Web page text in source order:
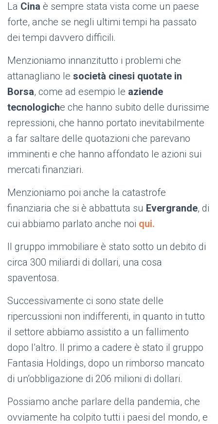
La Cina è sempre stata vista come un paese
forte, anche se negli ultimi tempi ha passato
dei tempi davvero difficili.
Menzioniamo innanzitutto i problemi che
attanagliano le società cinesi quotate in
Borsa, come ad esempio le aziende
tecnologiche che hanno subito delle durissime
repressioni, che hanno portato inevitabilmente
a far saltare delle quotazioni che parevano
imminenti e che hanno affondato le azioni sui
mercati finanziari.
Menzioniamo poi anche la catastrofe
finanziaria che si è abbattuta su Evergrande, di
cui abbiamo parlato anche noi qui.
Il gruppo immobiliare è stato sotto un debito di
circa 300 miliardi di dollari, una cosa
spaventosa.
Successivamente ci sono state delle
ripercussioni non indifferenti, in quanto in tutto
il settore abbiamo assistito a un fallimento
dopo l’altro. Il primo a cadere è stato il gruppo
Fantasia Holdings, dopo un rimborso mancato
di un’obbligazione di 206 milioni di dollari.
Possiamo anche parlare della pandemia, che
ovviamente ha colpito tutti i paesi del mondo, e